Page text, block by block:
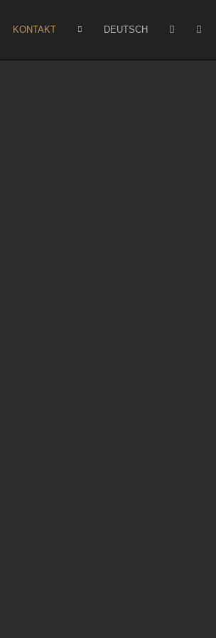
KONTAKT DEUTSCH